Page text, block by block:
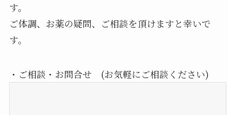
す。
ご体調、お薬の疑問、ご相談を頂けますと幸いで
す。
・ご相談・お問合せ (お気軽にご相談ください)